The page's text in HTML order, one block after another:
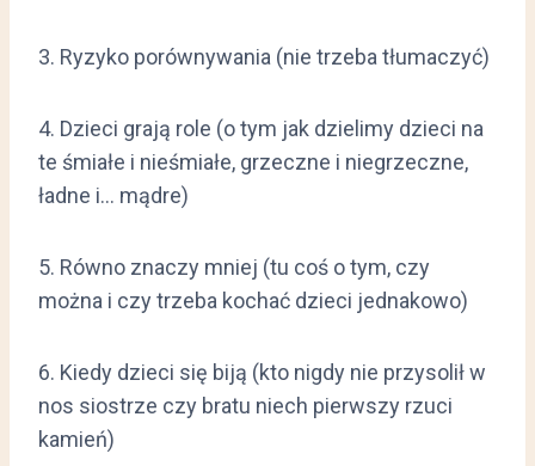
3. Ryzyko porównywania (nie trzeba tłumaczyć)
4. Dzieci grają role (o tym jak dzielimy dzieci na
te śmiałe i nieśmiałe, grzeczne i niegrzeczne,
ładne i… mądre)
5. Równo znaczy mniej (tu coś o tym, czy
można i czy trzeba kochać dzieci jednakowo)
6. Kiedy dzieci się biją (kto nigdy nie przysolił w
nos siostrze czy bratu niech pierwszy rzuci
kamień)